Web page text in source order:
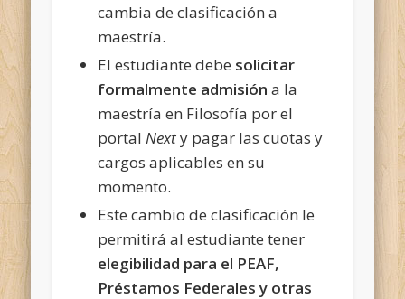
cambia de clasificación a
maestría.
El estudiante debe solicitar
formalmente admisión a la
maestría en Filosofía por el
portalNexty pagar las cuotas y
cargos aplicables en su
momento.
Este cambio de clasificación le
permitirá al estudiante tener
elegibilidad para el PEAF,
Préstamos Federales y otras